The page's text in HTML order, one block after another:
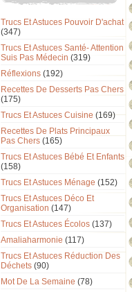
Trucs Et Astuces Pouvoir D'achat
(347)
Trucs Et Astuces Santé- Attention
Suis Pas Médecin (319)
Réflexions (192)
Recettes De Desserts Pas Chers
(175)
Trucs Et Astuces Cuisine (169)
Recettes De Plats Principaux
Pas Chers (165)
Trucs Et Astuces Bébé Et Enfants
(158)
Trucs Et Astuces Ménage (152)
Trucs Et Astuces Déco Et
Organisation (147)
Trucs Et Astuces Écolos (137)
Amaliaharmonie (117)
Trucs Et Astuces Réduction Des
Déchets (90)
Mot De La Semaine (78)